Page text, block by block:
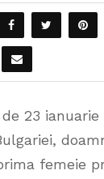
23 ianuarie
femeie